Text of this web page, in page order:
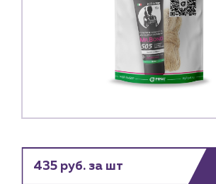
435 руб. за шт